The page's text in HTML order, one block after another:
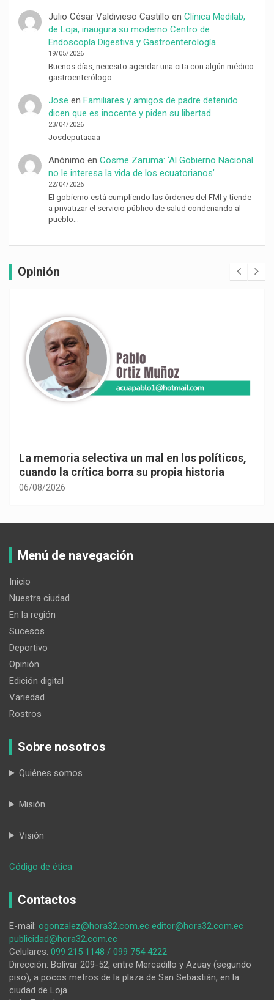
Julio César Valdivieso Castillo en Clínica Medilab,
de Loja, inaugura su moderno Centro de
Endoscopía Digestiva y Gastroenterología
19/05/2026
Buenos días, necesito agendar una cita con algún médico
gastroenterólogo
Jose en Familiares y amigos de padre detenido
dicen que es inocente y piden su libertad
23/04/2026
Josdeputaaaa
Anónimo en Cosme Zaruma: ‘Al Gobierno Nacional
no le interesa la vida de los ecuatorianos’
22/04/2026
El gobierno está cumpliendo las órdenes del FMI y tiende
a privatizar el servicio público de salud condenando al
pueblo…
Opinión
La memoria selectiva un mal en los políticos,
cuando la crítica borra su propia historia
06/08/2026
Menú de navegación
Inicio
Nuestra ciudad
En la región
Sucesos
Deportivo
Opinión
Edición digital
Variedad
Rostros
Sobre nosotros
Quiénes somos
Misión
Visión
Código de ética
amor
cuidar
la
relación
Contactos
E-mail: ogonzalez@hora32.com.ec editor@hora32.com.ec
publicidad@hora32.com.ec
Celulares: 099 215 1148 / 099 754 4222
Dirección: Bolívar 209-52, entre Mercadillo y Azuay (segundo
piso), a pocos metros de la plaza de San Sebastián, en la
ciudad de Loja.